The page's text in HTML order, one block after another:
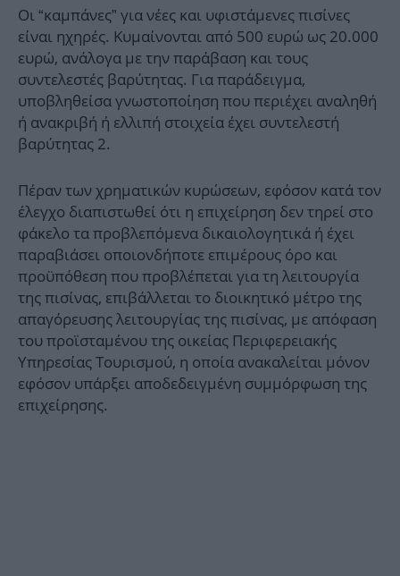
Οι “καμπάνες” για νέες και υφιστάμενες πισίνες
είναι ηχηρές. Κυμαίνονται από 500 ευρώ ως 20.000
ευρώ, ανάλογα με την παράβαση και τους
συντελεστές βαρύτητας. Για παράδειγμα,
υποβληθείσα γνωστοποίηση που περιέχει αναληθή
ή ανακριβή ή ελλιπή στοιχεία έχει συντελεστή
βαρύτητας 2.
Πέραν των χρηματικών κυρώσεων, εφόσον κατά τον
έλεγχο διαπιστωθεί ότι η επιχείρηση δεν τηρεί στο
φάκελο τα προβλεπόμενα δικαιολογητικά ή έχει
παραβιάσει οποιονδήποτε επιμέρους όρο και
προϋπόθεση που προβλέπεται για τη λειτουργία
της πισίνας, επιβάλλεται το διοικητικό μέτρο της
απαγόρευσης λειτουργίας της πισίνας, με απόφαση
του προϊσταμένου της οικείας Περιφερειακής
Υπηρεσίας Τουρισμού, η οποία ανακαλείται μόνον
εφόσον υπάρξει αποδεδειγμένη συμμόρφωση της
επιχείρησης.